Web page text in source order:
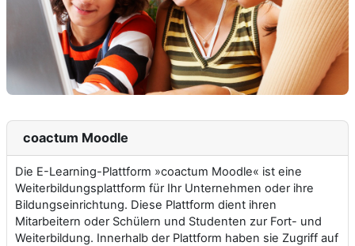
coactum Moodle
Die E-Learning-Plattform »coactum Moodle« ist eine
Weiterbildungsplattform für Ihr Unternehmen oder ihre
Bildungseinrichtung. Diese Plattform dient ihren
Mitarbeitern oder Schülern und Studenten zur Fort- und
Weiterbildung. Innerhalb der Plattform haben sie Zugriff auf